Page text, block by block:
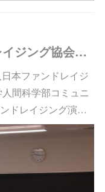
【レポート】日本ファンドレイジング協会：金城学院大学「ファンドレイジング演習」で代表・木村が担当講師を務めました
本ファンドレイジ
間科学部コミュニ
ドレイジング演…